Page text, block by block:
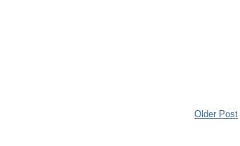
Older Post